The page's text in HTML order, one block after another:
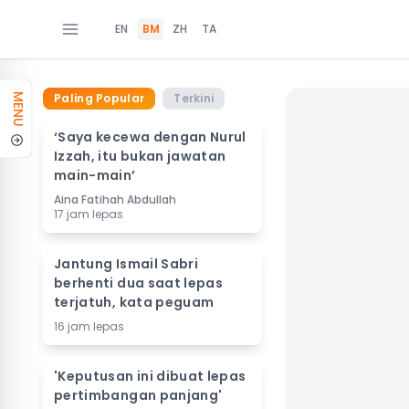
EN BM ZH TA
MENU Paling Popular Terkini
‘Saya kecewa dengan Nurul
Izzah, itu bukan jawatan
main-main’
Aina Fatihah Abdullah
17 jam lepas
Jantung Ismail Sabri
berhenti dua saat lepas
terjatuh, kata peguam
16 jam lepas
'Keputusan ini dibuat lepas
pertimbangan panjang'